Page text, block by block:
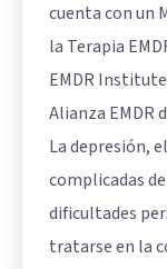
cuenta con un
la Terapia
EMDR
Alianza EMDR
La depresión,
complicadas
dificultades
tratarse en la